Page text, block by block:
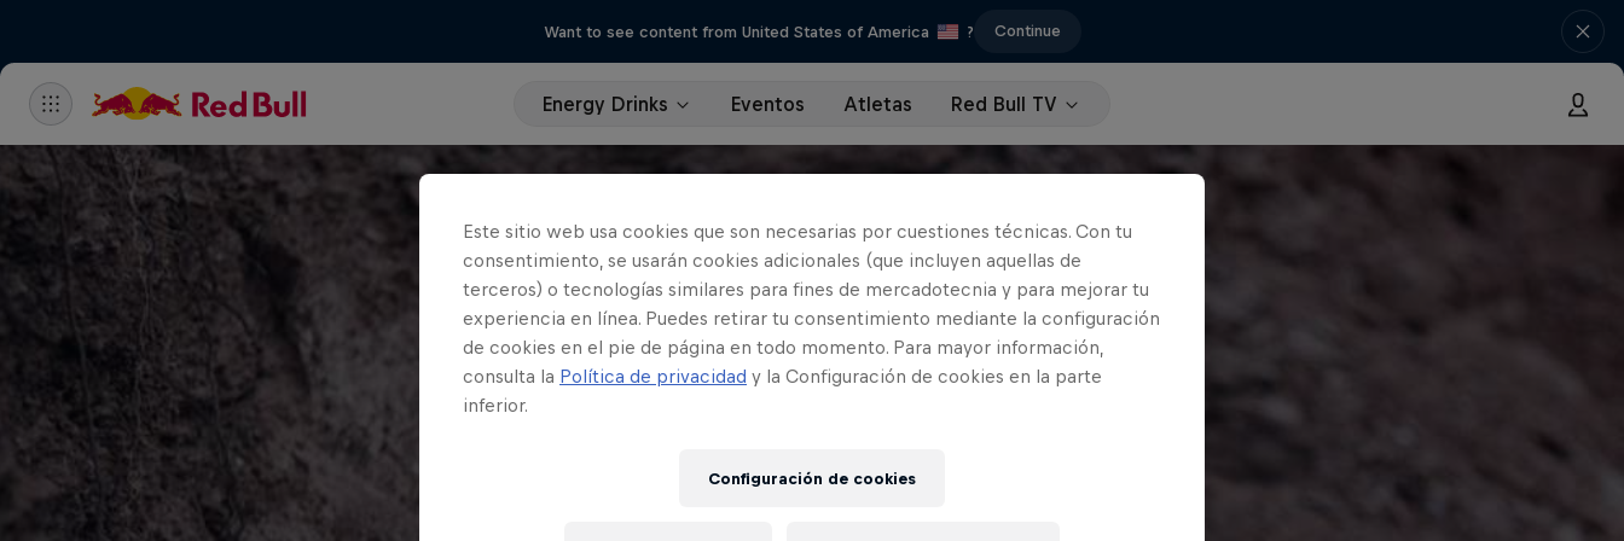
Want to see content from United States of America ? Continue
Energy Drinks Eventos Atletas Red Bull TV
Este sitio web usa cookies que son necesarias por cuestiones técnicas. Con tu
consentimiento, se usarán cookies adicionales (que incluyen aquellas de
terceros) o tecnologías similares para fines de mercadotecnia y para mejorar tu
experiencia en línea. Puedes retirar tu consentimiento mediante la configuración
de cookies en el pie de página en todo momento. Para mayor información,
consulta la Política de privacidad y la Configuración de cookies en la parte
inferior.
Configuración de cookies